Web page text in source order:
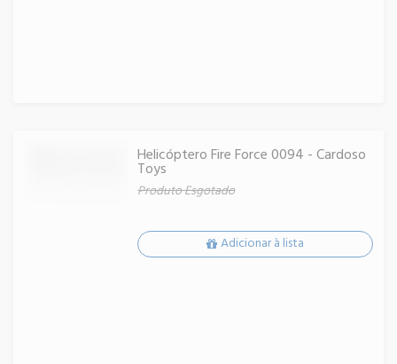
Helicóptero Fire Force 0094 - Cardoso
Toys
Produto Esgotado
Adicionar à lista